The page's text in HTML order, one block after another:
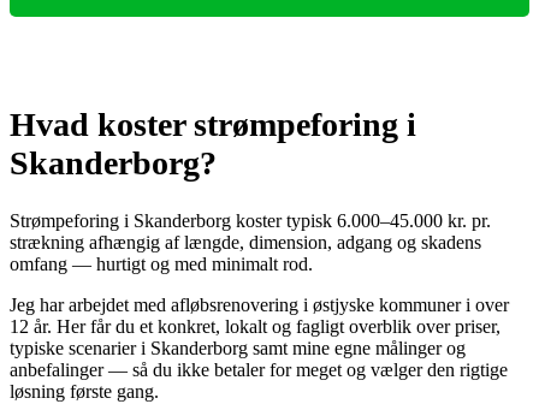
Hvad koster strømpeforing i
Skanderborg?
Strømpeforing i Skanderborg koster typisk 6.000–45.000 kr. pr.
strækning afhængig af længde, dimension, adgang og skadens
omfang — hurtigt og med minimalt rod.
Jeg har arbejdet med afløbsrenovering i østjyske kommuner i over
12 år. Her får du et konkret, lokalt og fagligt overblik over priser,
typiske scenarier i Skanderborg samt mine egne målinger og
anbefalinger — så du ikke betaler for meget og vælger den rigtige
løsning første gang.